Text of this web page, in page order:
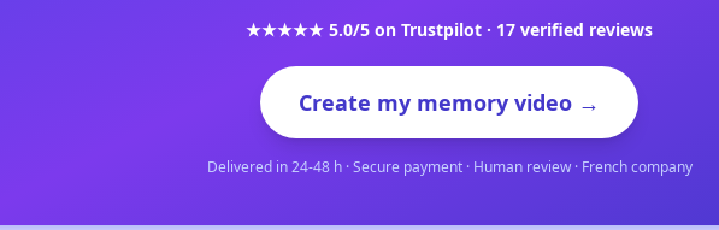
★★★★★ 5.0/5 on Trustpilot · 17 verified reviews
Create my memory video →
Delivered in 24-48 h · Secure payment · Human review · French company